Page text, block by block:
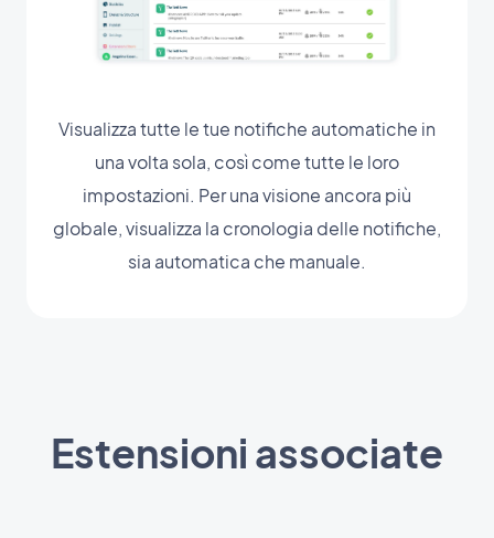
Visualizza tutte le tue notifiche automatiche in
una volta sola, così come tutte le loro
impostazioni. Per una visione ancora più
globale, visualizza la cronologia delle notifiche,
sia automatica che manuale.
Estensioni associate